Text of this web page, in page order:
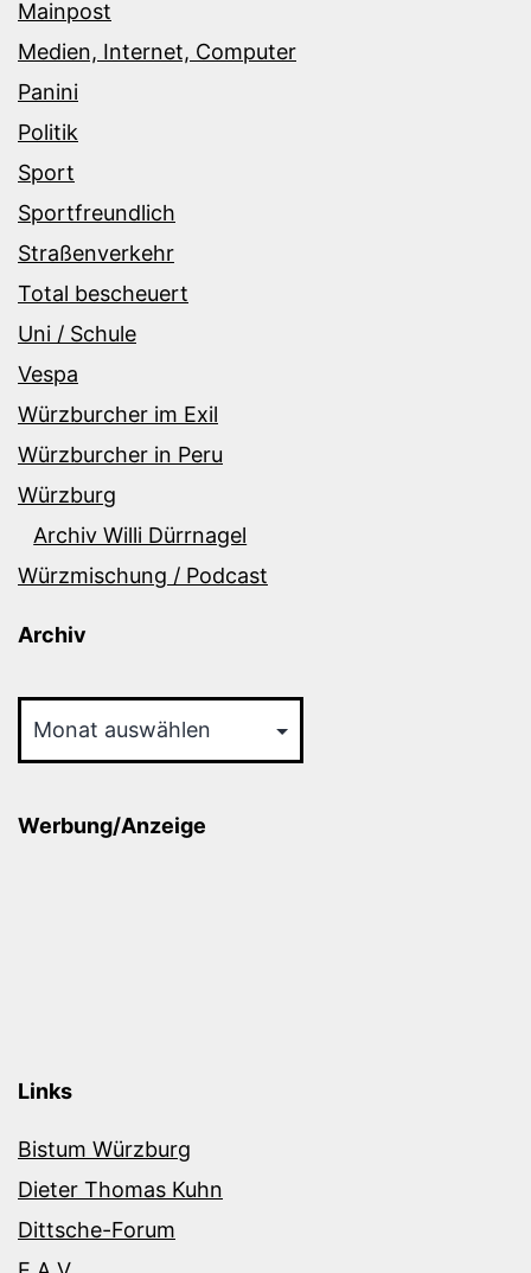
Mainpost
Medien, Internet, Computer
Panini
Politik
Sport
Sportfreundlich
Straßenverkehr
Total bescheuert
Uni / Schule
Vespa
Würzburcher im Exil
Würzburcher in Peru
Würzburg
Archiv Willi Dürrnagel
Würzmischung / Podcast
Archiv
Werbung/Anzeige
Links
Bistum Würzburg
Dieter Thomas Kuhn
Dittsche-Forum